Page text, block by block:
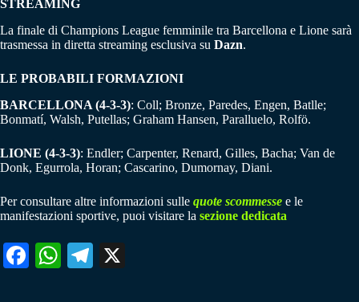
STREAMING
La finale di Champions League femminile tra Barcellona e Lione sarà
trasmessa in diretta streaming esclusiva su Dazn.
LE PROBABILI FORMAZIONI
BARCELLONA (4-3-3): Coll; Bronze, Paredes, Engen, Batlle;
Bonmatí, Walsh, Putellas; Graham Hansen, Paralluelo, Rolfö.
LIONE (4-3-3): Endler; Carpenter, Renard, Gilles, Bacha; Van de
Donk, Egurrola, Horan; Cascarino, Dumornay, Diani.
Per consultare altre informazioni sulle quote scommesse e le
manifestazioni sportive, puoi visitare la sezione dedicata
Fa W
Te